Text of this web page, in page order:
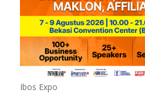
Ibos Expo